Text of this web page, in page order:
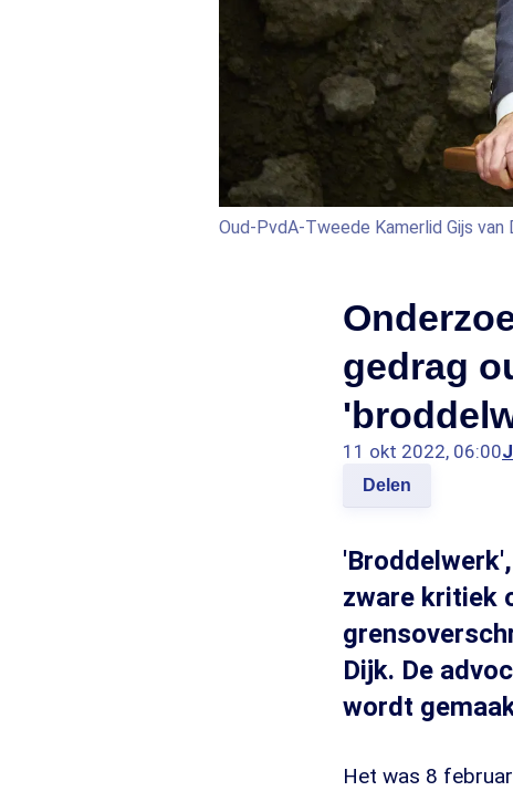
Oud-PvdA-Tweede Kamerlid Gijs van
gedrag
11 okt 2022, 06:00
Delen
zware kritiek
Dijk. De
wordt
Het was 8